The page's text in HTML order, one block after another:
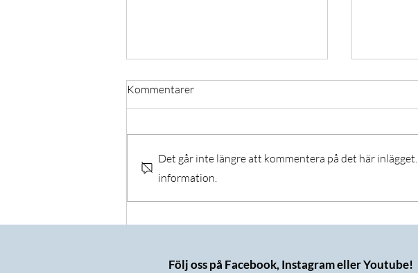
Vad
Kommentarer
Det går inte längre att kommentera på det här
information.
Följ oss på Facebook, Instagram eller Youtube!